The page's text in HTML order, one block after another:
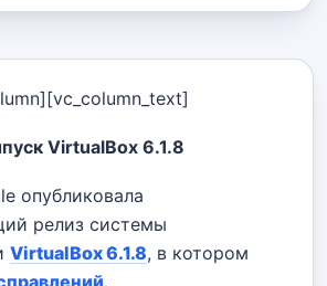
VirtualBox 6.1.8
опубликовала
релиз системы
VirtualBox 6.1.8, в котором
.